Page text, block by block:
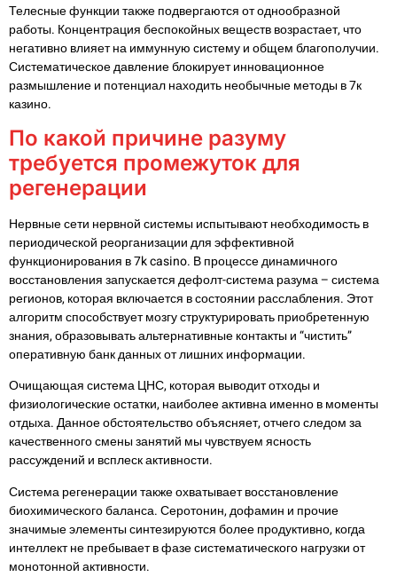
Телесные функции также подвергаются от однообразной
работы. Концентрация беспокойных веществ возрастает, что
негативно влияет на иммунную систему и общем благополучии.
Систематическое давление блокирует инновационное
размышление и потенциал находить необычные методы в 7к
казино.
По какой причине разуму
требуется промежуток для
регенерации
Нервные сети нервной системы испытывают необходимость в
периодической реорганизации для эффективной
функционирования в 7k casino. В процессе динамичного
восстановления запускается дефолт-система разума – система
регионов, которая включается в состоянии расслабления. Этот
алгоритм способствует мозгу структурировать приобретенную
знания, образовывать альтернативные контакты и “чистить”
оперативную банк данных от лишних информации.
Очищающая система ЦНС, которая выводит отходы и
физиологические остатки, наиболее активна именно в моменты
отдыха. Данное обстоятельство объясняет, отчего следом за
качественного смены занятий мы чувствуем ясность
рассуждений и всплеск активности.
Система регенерации также охватывает восстановление
биохимического баланса. Серотонин, дофамин и прочие
значимые элементы синтезируются более продуктивно, когда
интеллект не пребывает в фазе систематического нагрузки от
монотонной активности.